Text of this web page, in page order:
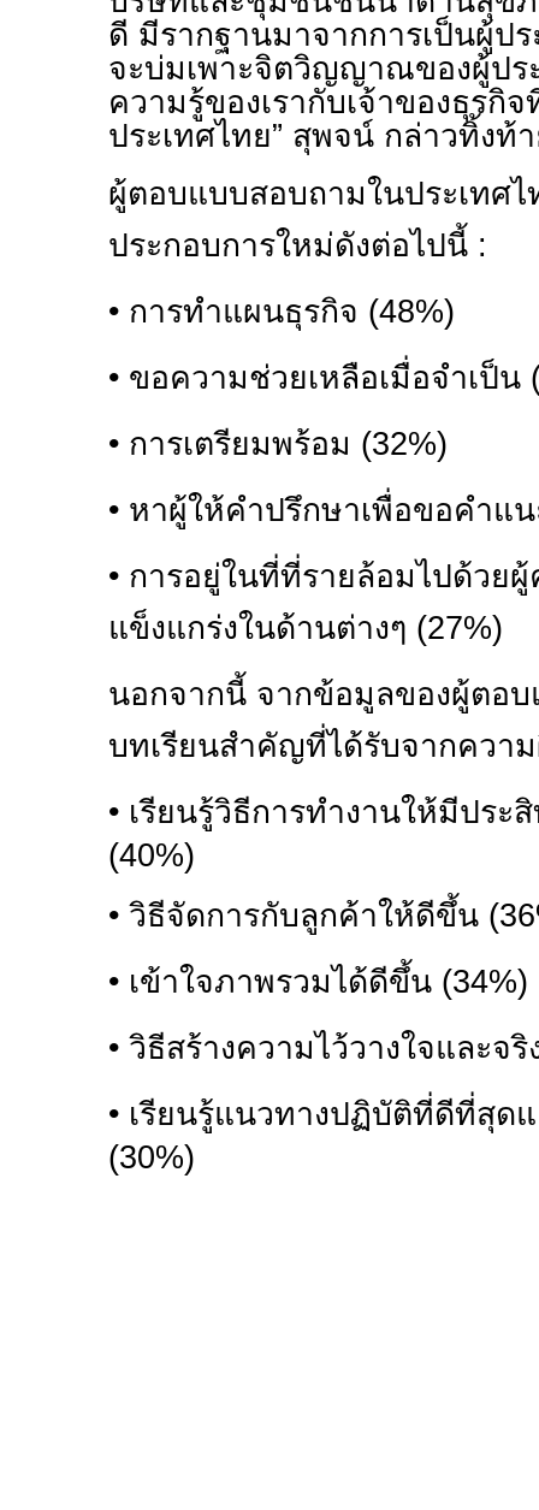
ดี มีรากฐานมาจากการเป็นผู้ป
จะบ่มเพาะจิตวิญญาณของผู้ปร
ความรู้ของเรากับเจ้าของธุรกิ
ประเทศไทย” สุพจน์ กล่าวทิ้งท้
ผู้ตอบแบบสอบถามในประเทศ
ประกอบการใหม่ดังต่อไปนี้ :
• การทำแผนธุรกิจ (48%)
• ขอความช่วยเหลือเมื่อจำเป็น
• การเตรียมพร้อม (32%)
• หาผู้ให้คำปรึกษาเพื่อขอคำแ
• การอยู่ในที่ที่รายล้อมไปด้วย
แข็งแกร่งในด้านต่างๆ (27%)
นอกจากนี้ จากข้อมูลของผู้ตอ
บทเรียนสำคัญที่ได้รับจากควา
• เรียนรู้วิธีการทำงานให้มีปร
(40%)
• วิธีจัดการกับลูกค้าให้ดีขึ้น (
• เข้าใจภาพรวมได้ดีขึ้น (34%)
• วิธีสร้างความไว้วางใจและจริ
• เรียนรู้แนวทางปฏิบัติที่ดีที่สุด
(30%)